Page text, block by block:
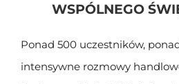
WSPÓLNEGO
Ponad 500 uczestników,
intensywne rozmowy